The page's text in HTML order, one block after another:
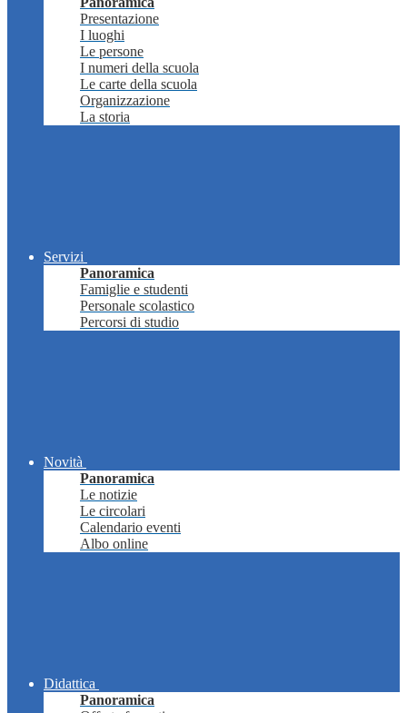
Presentazione
I luoghi
Le persone
I numeri della scuola
Le carte della scuola
Organizzazione
La storia
Servizi
Panoramica
Famiglie e studenti
Personale scolastico
Percorsi di studio
Novità
Panoramica
Le notizie
Le circolari
Calendario eventi
Albo online
Didattica
Panoramica